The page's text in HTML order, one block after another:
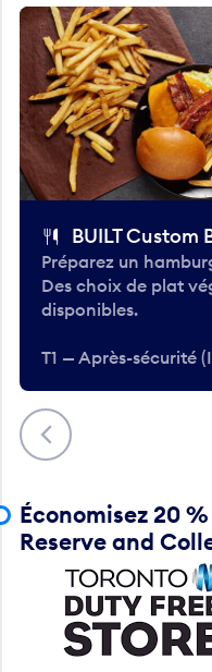
Précédent
BUILT Custom
Préparez un
Des choix de plat
disponibles.
T1 — Après-sécurité
Économisez 20
Reserve and